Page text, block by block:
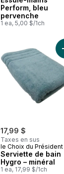
Perform, bleu
pervenche
1 ea, 5,00 $/1ch
17,99 $
Taxes en sus
le Choix du Président
Serviette de bain
Hygro – minéral
1 ea, 17,99 $/1ch